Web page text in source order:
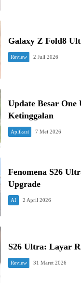
Galaxy Z Fold8
Review 2 Juli 2026
Update Besar
Ketinggalan
Aplikasi 7 Mei 2026
Fenomena S26
Upgrade
AI 2 April 2026
S26 Ultra: Layar
Review 31 Maret 2026